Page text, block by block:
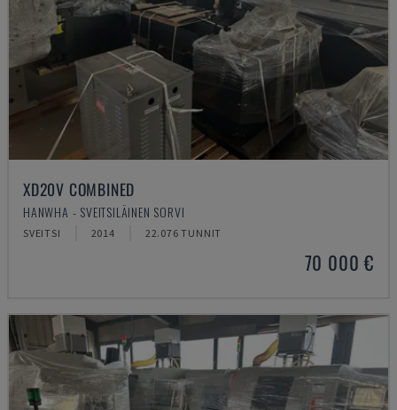
XD20V COMBINED
HANWHA - SVEITSILÄINEN SORVI
SVEITSI 2014 22.076 TUNNIT
70 000 €